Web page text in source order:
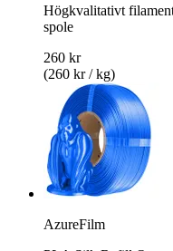
Högkvalitativt
spole
260 kr
(260 kr / kg)
AzureFilm